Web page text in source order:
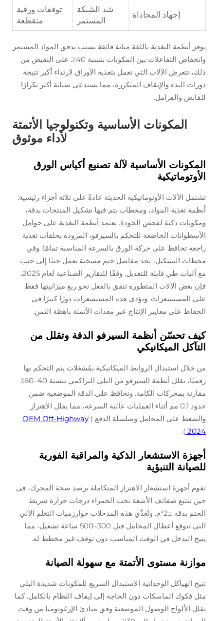
إجهاد المحاذاة
شد الشبكة
المستمر
توقفات ورقية
متقطعة
توفر أنظمة التغذية باللفة متانة فائقة بسبب تدفق المواد المستمر
وانخفاض التفاعلات بين المكونات بنسبة 40٪. على النقيض من
ذلك، تتعرض الآلات التي تعمل بتغذية الأوراق لارتداء أكبر نتيجة
دورات البدء والإيقاف المتكررة، مما يستدعي صيانة أكثر تكرارًا
للقابض والفرامل.
المكونات الأساسية وتكنولوجيا الأتمتة
لأداء موثوق
المكونات الأساسية لآلة تصنيع أكياس الورق
الأوتوماتيكية
تشتمل الآلات الأوتوماتيكية الحديثة عادةً على ثلاثة أجزاء رئيسية:
أنظمة تغذية المواد، ومحطات يتم فيها تشكيل المنتجات بدقة،
ومكونات ذكية لفحص الجودة. تعتمد أنظمة التغذية على حوامل
الأسطوانات الخاضعة للتحكم بالسيرفو، المزودة بحلقات تغذية
راجعة تحافظ على حركة الورق بالسرعة المناسبة تمامًا. وفي
محطات التشكيل، نجد مفاصل ختم مسخنة تعمل جنبًا إلى جنب
مع آليات طي قابلة للتعديل. وفقًا للتقارير الصناعية لعام 2025،
فإن بعض الآلات المتطورة تنفق بالفعل نحو ربع ميزانيتها فقط
على المستشعرات. وتؤدي هذه المستشعرات دورًا كبيرًا في
الحفاظ على معايير الإنتاج عبر معدات الأتمتة باهظة الثمن.
كيف تحسّن أنظمة السيرفو الدقة وتقلل من
التآكل الميكانيكي
من خلال استبدال الروابط الميكانيكية بمُشغلات يتم التحكم بها
رقميًا، تقلل أنظمة السيرفو من البلى التراكمي بنسبة 40–60٪
مقارنة بمحركات الكامة. وتحافظ على الدقة الموضعية ضمن
حدود 0.1 مم أثناء العمليات عالية السرعة، مما يقلل الاهتزاز
والضغط على المحامل وسلسلة الدفع ( OEM Off-Highway
2024
).
أجهزة الاستشعار الذكية والمراقبة الفورية
للصيانة التنبؤية
تقوم أجهزة استشعار الاهتزاز المتكاملة برصد صحة المحرك، في
حين تتتبع صفائف الأشعة تحت الحمراء درجات حرارة شريط
الختم بدقة ±2°م. وتُغذّي هذه المدخلات خوارزميات التعلم الآلي
التي تتوقع أعطال المحامل قبل 300–500 ساعة تشغيل، مما
يتيح التدخل في الوقت المناسب دون توقف غير مخطط له.
موازنة مستوى الأتمتة مع سهولة الصيانة
تتيح الهياكل الوحداتية الاستبدال السريع للمكونات شديدة البلى
مثل فكوك الماسكات دون الحاجة إلى إيقاف النظام بالكامل. كما
تقلل الألواح الوصول الموضعية وفق مبادئ الإرغونوميا من وقت